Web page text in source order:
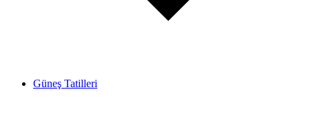
Güneş Tatilleri